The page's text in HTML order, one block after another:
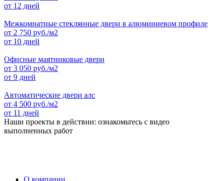
от 12 дней
Межкомнатные стеклянные двери в алюминиевом профиле
от 2 750 руб./м2
от 10 дней
Офисные маятниковые двери
от 3 050 руб./м2
от 9 дней
Автоматические двери алс
от 4 500 руб./м2
от 11 дней
Наши проекты в действии: ознакомьтесь с видео
выполненных работ